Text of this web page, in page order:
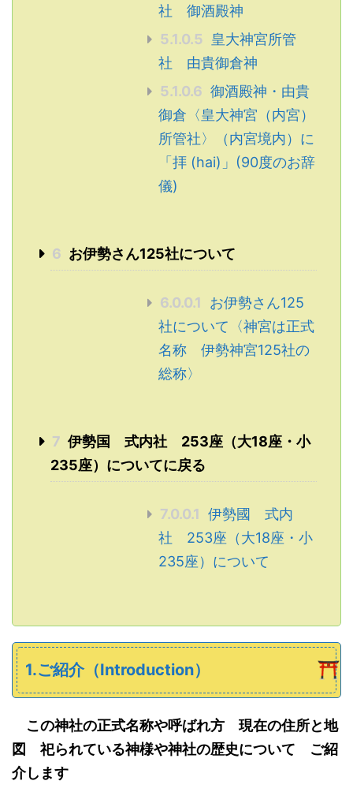
社 御酒殿神
5.1.0.5
皇大神宮所管
社 由貴御倉神
5.1.0.6 御酒殿神・由貴
御倉〈皇大神宮（内宮）
所管社〉（内宮境内）に
「拝 (hai)」(90度のお辞
儀)
6 お伊勢さん125社について
6.0.0.1
お伊勢さん125
社について〈神宮は正式
名称 伊勢神宮125社の
総称〉
7 伊勢国 式内社 253座（大18座・小
235座）についてに戻る
7.0.0.1
伊勢國 式内
社 253座（大18座・小
235座）について
1.ご紹介（Introduction）
この神社の正式名称や呼ばれ方 現在の住所と地
図 祀られている神様や神社の歴史について ご紹
介します